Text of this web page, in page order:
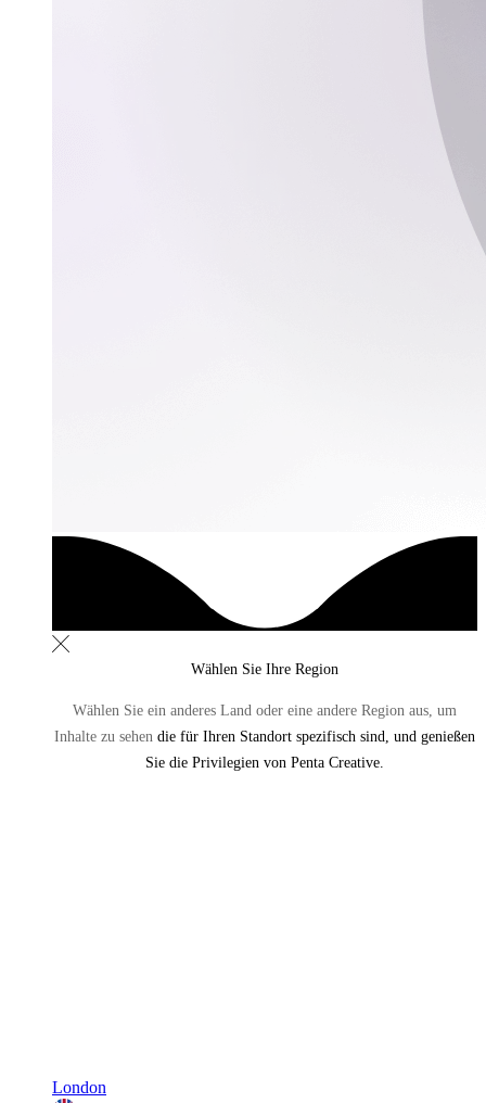
Wählen Sie Ihre Region
Wählen Sie ein anderes Land oder eine andere Region aus, um
Inhalte zu sehen die für Ihren Standort spezifisch sind, und genießen
Sie die Privilegien von Penta Creative.
London